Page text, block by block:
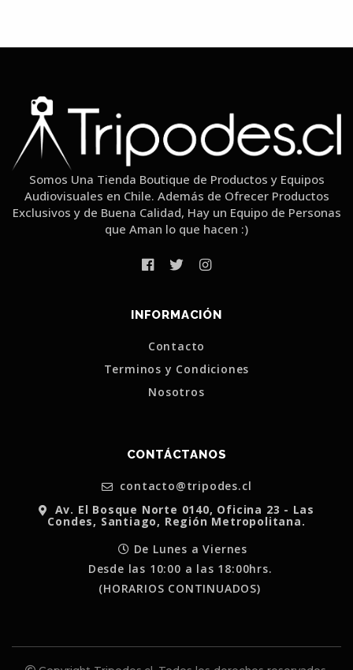
Somos Una Tienda Boutique de Productos y Equipos
Audiovisuales en Chile. Además de Ofrecer Productos
Exclusivos y de Buena Calidad, Hay un Equipo de Personas
que Aman lo que hacen :)
INFORMACIÓN
Contacto
Terminos y Condiciones
Nosotros
CONTÁCTANOS
contacto@tripodes.cl
Av. El Bosque Norte 0140, Oficina 23 - Las
Condes, Santiago, Región Metropolitana.
De Lunes a Viernes
Desde las 10:00 a las 18:00hrs.
(HORARIOS CONTINUADOS)